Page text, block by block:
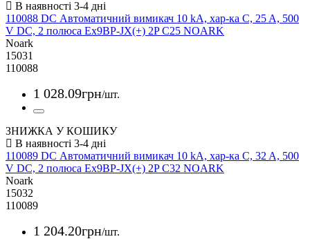
110088 DC Автоматичний вимикач 10 kA, хар-ка C, 25 A, 500
V DC, 2 полюса Ex9BP-JX(+) 2P C25 NOARK
Noark
15031
110088
1 028.09грн/шт.
ЗНИЖКА У КОШИКУ
110089 DC Автоматичний вимикач 10 kA, хар-ка C, 32 A, 500
V DC, 2 полюса Ex9BP-JX(+) 2P C32 NOARK
Noark
15032
110089
1 204.20грн/шт.